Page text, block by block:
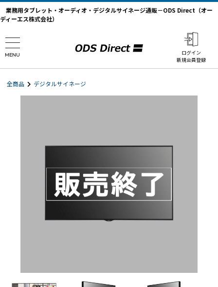
業務用タブレット・オーディオ・デジタルサイネージ通販－ODS Direct（オー
ディーエス株式会社）
MENU
ログイン
新規会員登録
全商品 デジタルサイネージ